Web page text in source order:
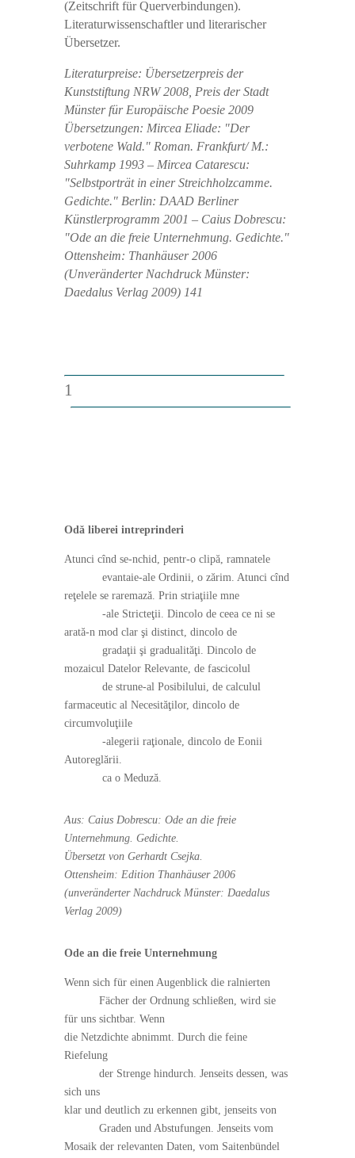
(Zeitschrift für Querverbindungen).
Literaturwissenschaftler und literarischer
Übersetzer.
Literaturpreise: Übersetzerpreis der
Kunststiftung NRW 2008, Preis der Stadt
Münster für Europäische Poesie 2009
Übersetzungen: Mircea Eliade: "Der
verbotene Wald." Roman. Frankfurt/ M.:
Suhrkamp 1993 – Mircea Catarescu:
"Selbstporträt in einer Streichholzcamme.
Gedichte." Berlin: DAAD Berliner
Künstlerprogramm 2001 – Caius Dobrescu:
"Ode an die freie Unternehmung. Gedichte."
Ottensheim: Thanhäuser 2006
(Unveränderter Nachdruck Münster:
Daedalus Verlag 2009) 141
1
Odă liberei intreprinderi
Atunci cînd se-nchid, pentr-o clipă, ramnatele
evantaie-ale Ordinii, o zărim. Atunci cînd
reţelele se raremază. Prin striaţiile mne
-ale Stricteţii. Dincolo de ceea ce ni se
arată-n mod clar şi distinct, dincolo de
gradaţii şi gradualităţi. Dincolo de
mozaicul Datelor Relevante, de fascicolul
de strune-al Posibilului, de calculul
farmaceutic al Necesităţilor, dincolo de
circumvoluţiile
-alegerii raţionale, dincolo de Eonii
Autoreglării.
ca o Meduză.
Aus: Caius Dobrescu: Ode an die freie
Unternehmung. Gedichte.
Übersetzt von Gerhardt Csejka.
Ottensheim: Edition Thanhäuser 2006
(unveränderter Nachdruck Münster: Daedalus
Verlag 2009)
Ode an die freie Unternehmung
Wenn sich für einen Augenblick die ralnierten
Fächer der Ordnung schließen, wird sie
für uns sichtbar. Wenn
die Netzdichte abnimmt. Durch die feine
Riefelung
der Strenge hindurch. Jenseits dessen, was
sich uns
klar und deutlich zu erkennen gibt, jenseits von
Graden und Abstufungen. Jenseits vom
Mosaik der relevanten Daten, vom Saitenbündel